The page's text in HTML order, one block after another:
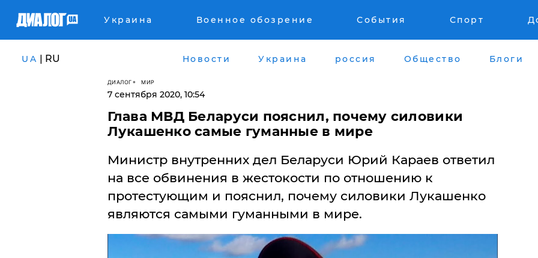
Украина Военное обозрение События Спорт
UA | RU Новости Украина россия Общество Блоги
ДИАЛОГ МИР
7 сентября 2020, 10:54
Глава МВД Беларуси пояснил, почему силовики
Лукашенко самые гуманные в мире
Министр внутренних дел Беларуси Юрий Караев ответил
на все обвинения в жестокости по отношению к
протестующим и пояснил, почему силовики Лукашенко
являются самыми гуманными в мире.